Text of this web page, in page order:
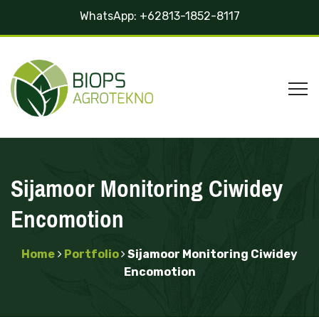
WhatsApp: +62813-1852-8117
Sijamoor Monitoring Ciwidey
Encomotion
Home Portfolio
Sijamoor Monitoring Ciwidey
Encomotion